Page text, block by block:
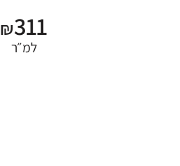
₪311
למ״ר